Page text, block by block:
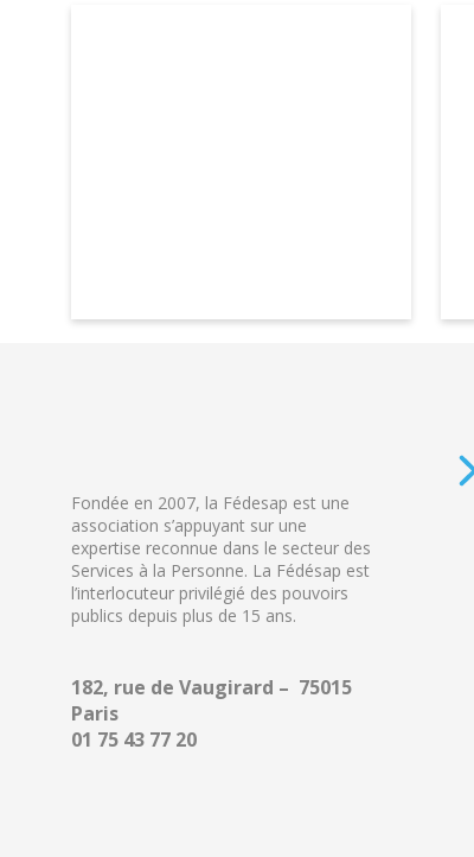
Fondée en 2007, la Fédesap est une
association s’appuyant sur une
expertise reconnue dans le secteur des
Services à la Personne. La Fédésap est
l’interlocuteur privilégié des pouvoirs
publics depuis plus de 15 ans.
182, rue de Vaugirard – 75015
Paris
01 75 43 77 20